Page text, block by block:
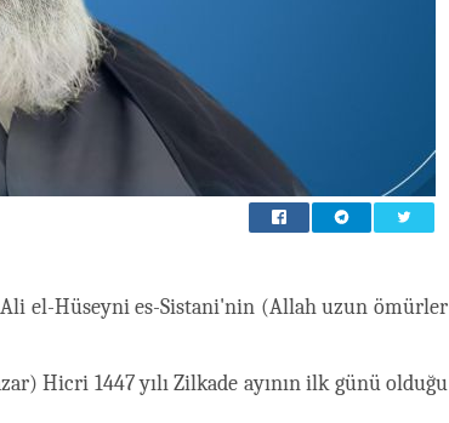
el-Hüseyni es-Sistani'nin (Allah uzun ömürler
Hicri 1447 yılı Zilkade ayının ilk günü olduğu